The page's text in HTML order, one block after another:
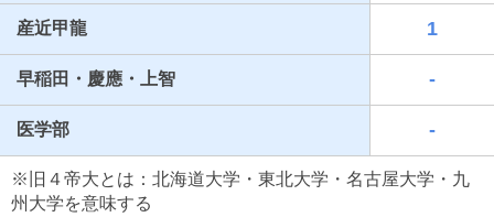
明浄学院高等学校
ブックマークした学校
産近甲龍 1
早稲田・慶應・上智 -
医学部 -
※旧４帝大とは：北海道大学・東北大学・名古屋大学・九
州大学を意味する